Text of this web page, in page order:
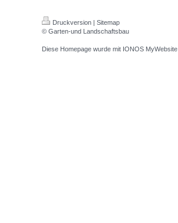
Druckversion
Sitemap
© Garten-und Landschaftsbau
Diese Homepage wurde mit IONOS MyWebsite